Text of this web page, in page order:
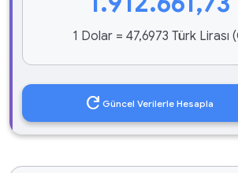
1 Dolar = 47,6973 Türk Lirası
refresh Güncel Verilerle Hesapla